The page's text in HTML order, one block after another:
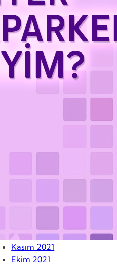
Kasım 2023
Eylül 2023
Ağustos 2023
Temmuz 2023
Haziran 2023
Mayıs 2023
Mart 2023
Haziran 2022
Nisan 2022
Aralık 2021
Kasım 2021
Ekim 2021